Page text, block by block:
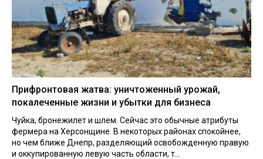
Прифронтовая жатва: уничтоженный урожай,
покалеченные жизни и убытки для бизнеса
Чуйка, бронежилет и шлем. Сейчас это обычные атрибуты
фермера на Херсонщине. В некоторых районах спокойнее,
но чем ближе Днепр, разделяющий освобожденную правую
и оккупированную левую часть области, т...